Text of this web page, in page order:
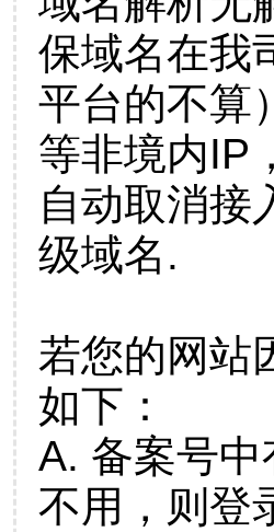
保域名在我
平台的不算
等非境内IP
自动取消接
级域名.
若您的网站
如下：
A. 备案号
不用，则登